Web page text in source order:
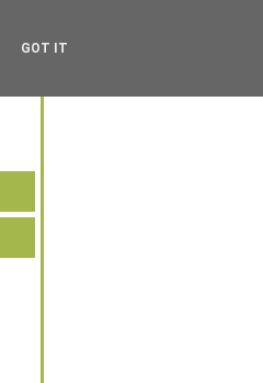
GOT IT